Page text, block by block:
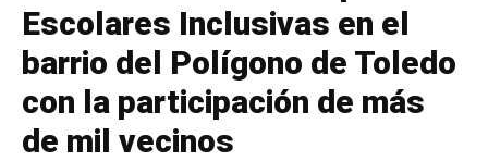
Escolares Inclusivas en el
barrio del Polígono de Toledo
con la participación de más
de mil vecinos